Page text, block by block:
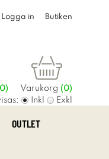
Logga in Butiken
0) Varukorg (0)
Inkl Exkl
OUTLET